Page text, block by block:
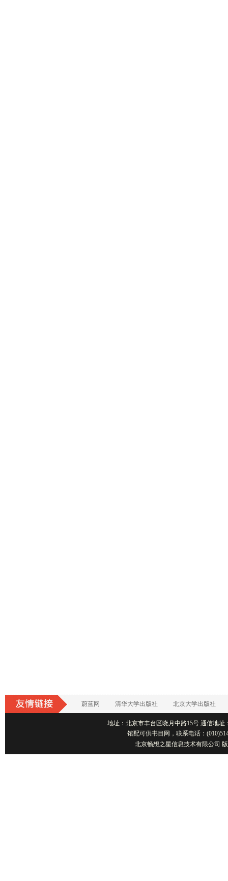
蔚蓝网 清华大学出版社 北京大学出版社
地址：北京市丰台区晓月中路15号 通信地址
馆配可供书目网，联系电话：
北京畅想之星信息技术有限公司